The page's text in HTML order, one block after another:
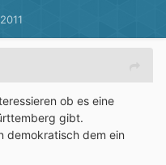
ob es eine
gibt.
demokratisch dem ein